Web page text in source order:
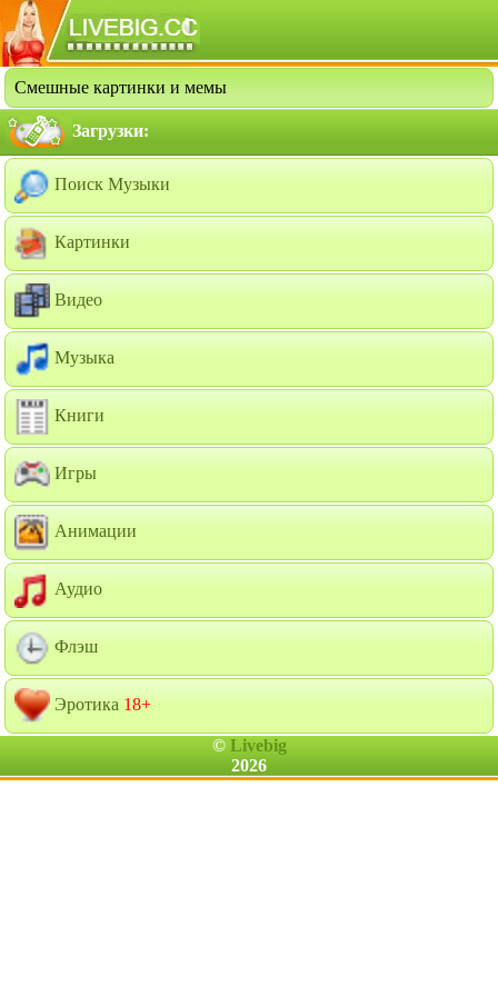
Смешные картинки и мемы
Загрузки:
Поиск Музыки
Картинки
Видео
Музыка
Книги
Игры
Анимации
Аудио
Флэш
Эротика 18+
© Livebig
2026